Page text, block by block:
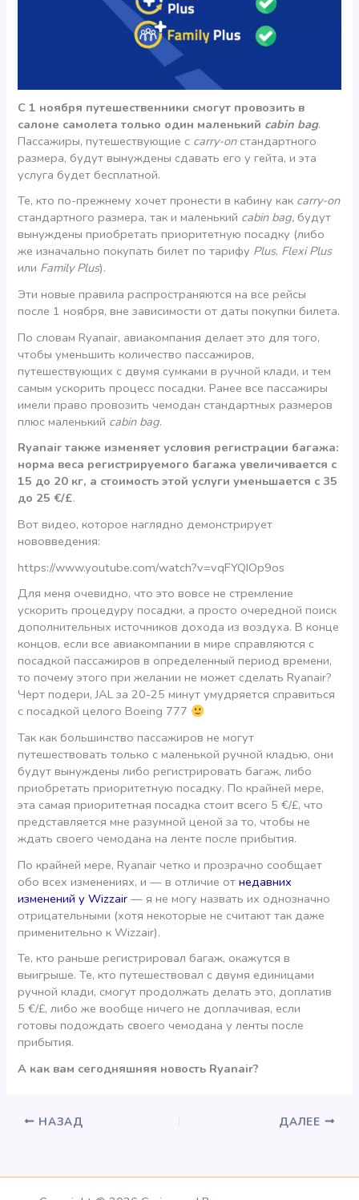
С 1 ноября путешественники смогут провозить в
салоне самолета только один маленький cabin bag.
Пассажиры, путешествующие с carry-onстандартного
размера, будут вынуждены сдавать его у гейта, и эта
услуга будет бесплатной.
Те, кто по-прежнему хочет пронести в кабину как carry-on
стандартного размера, так и маленький cabin bag, будут
вынуждены приобретать приоритетную посадку (либо
же изначально покупать билет по тарифу Plus, Flexi Plus
или Family Plus).
Эти новые правила распространяются на все рейсы
после 1 ноября, вне зависимости от даты покупки билета.
По словам Ryanair, авиакомпания делает это для того,
чтобы уменьшить количество пассажиров,
путешествующих с двумя сумками в ручной клади, и тем
самым ускорить процесс посадки. Ранее все пассажиры
имели право провозить чемодан стандартных размеров
плюс маленький cabin bag.
Ryanair также изменяет условия регистрации багажа:
норма веса регистрируемого багажа увеличивается с
15 до 20 кг, а стоимость этой услуги уменьшается с 35
до 25 €/£.
Вот видео, которое наглядно демонстрирует
нововведения:
https://www.youtube.com/watch?v=vqFYQIOp9os
Для меня очевидно, что это вовсе не стремление
ускорить процедуру посадки, а просто очередной поиск
дополнительных источников дохода из воздуха. В конце
концов, если все авиакомпании в мире справляются с
посадкой пассажиров в определенный период времени,
то почему этого при желании не может сделать Ryanair?
Черт подери, JAL за 20-25 минут умудряется справиться
с посадкой целого Boeing 777
Так как большинство пассажиров не могут
путешествовать только с маленькой ручной кладью, они
будут вынуждены либо регистрировать багаж, либо
приобретать приоритетную посадку. По крайней мере,
эта самая приоритетная посадка стоит всего 5 €/£, что
представляется мне разумной ценой за то, чтобы не
ждать своего чемодана на ленте после прибытия.
По крайней мере, Ryanair четко и прозрачно сообщает
обо всех изменениях, и — в отличие отнедавних
изменений у Wizzair — я не могу назвать их однозначно
отрицательными (хотя некоторые не считают так даже
применительно к Wizzair).
Те, кто раньше регистрировал багаж, окажутся в
выигрыше. Те, кто путешествовал с двумя единицами
ручной клади, смогут продолжать делать это, доплатив
5 €/£, либо же вообще ничего не доплачивая, если
готовы подождать своего чемодана у ленты после
прибытия.
А как вам сегодняшняя новость Ryanair?
НАЗАД ДАЛЕЕ